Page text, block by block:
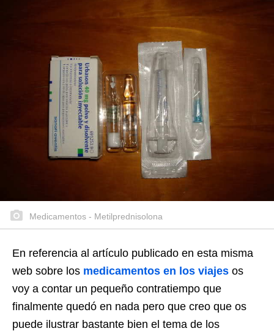
Medicamentos - Metilprednisolona
En referencia al artículo publicado en esta misma
web sobre los medicamentos en los viajes os
voy a contar un pequeño contratiempo que
finalmente quedó en nada pero que creo que os
puede ilustrar bastante bien el tema de los